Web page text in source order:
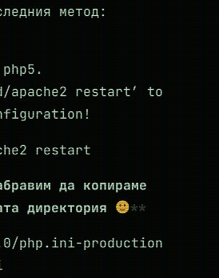
метод:
restart’ to
restart
да копираме
директория
php.ini-production